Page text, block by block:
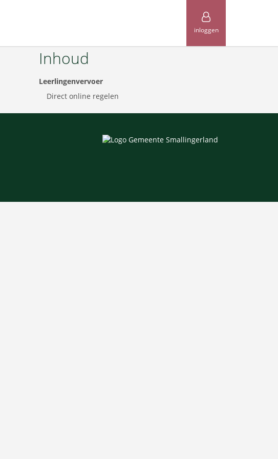
inloggen
Inhoud
Leerlingenvervoer
Direct online regelen